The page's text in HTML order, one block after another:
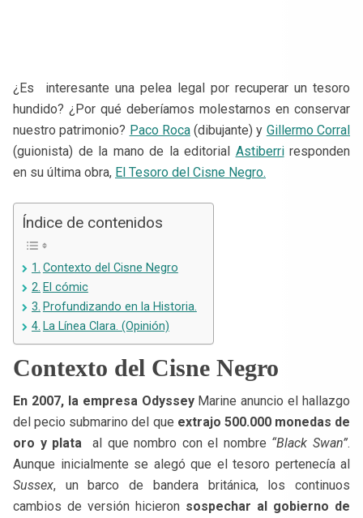
¿Es interesante una pelea legal por recuperar un tesoro
hundido? ¿Por qué deberíamos molestarnos en conservar
nuestro patrimonio? Paco Roca(dibujante) y Gillermo Corral
(guionista) de la mano de la editorial Astiberriresponden
en su última obra, El Tesoro del Cisne Negro.
Índice de contenidos
Contexto del Cisne Negro
El cómic
Profundizando en la Historia.
La Línea Clara. (Opinión)
Contexto del Cisne Negro
En 2007, la empresa OdysseyMarine anuncio el hallazgo
del pecio submarino del que extrajo 500.000 monedas de
oro y plata al que nombro con el nombre “Black Swan”.
Aunque inicialmente se alegó que el tesoro pertenecía al
Sussex, un barco de bandera británica, los continuos
cambios de versión hicieron sospechar al gobierno de